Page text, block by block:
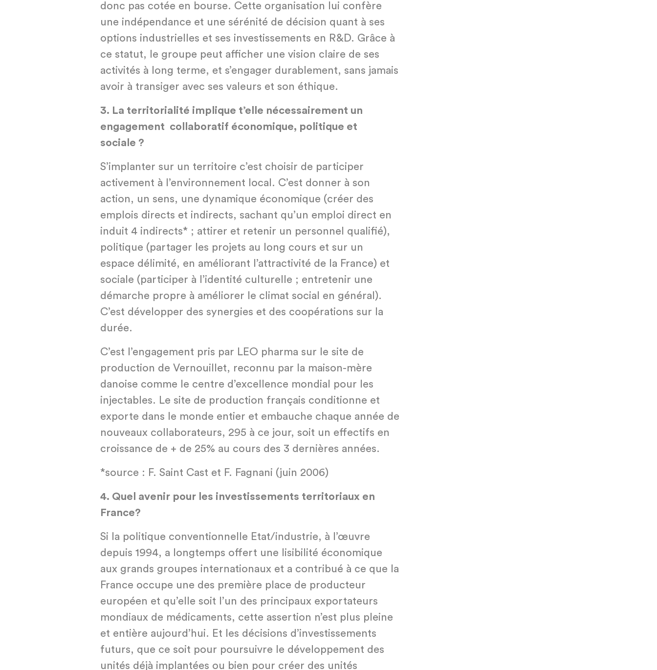
donc pas cotée en bourse. Cette organisation lui confère
une indépendance et une sérénité de décision quant à ses
options industrielles et ses investissements en R&D. Grâce à
ce statut, le groupe peut afficher une vision claire de ses
activités à long terme, et s’engager durablement, sans jamais
avoir à transiger avec ses valeurs et son éthique.
3. La territorialité implique t’elle nécessairement un
engagement collaboratif économique, politique et
sociale ?
S’implanter sur un territoire c’est choisir de participer
activement à l’environnement local. C’est donner à son
action, un sens, une dynamique économique (créer des
emplois directs et indirects, sachant qu’un emploi direct en
induit 4 indirects* ; attirer et retenir un personnel qualifié),
politique (partager les projets au long cours et sur un
espace délimité, en améliorant l’attractivité de la France) et
sociale (participer à l’identité culturelle ; entretenir une
démarche propre à améliorer le climat social en général).
C’est développer des synergies et des coopérations sur la
durée.
C’est l’engagement pris par LEO pharma sur le site de
production de Vernouillet, reconnu par la maison-mère
danoise comme le centre d’excellence mondial pour les
injectables. Le site de production français conditionne et
exporte dans le monde entier et embauche chaque année de
nouveaux collaborateurs, 295 à ce jour, soit un effectifs en
croissance de + de 25% au cours des 3 dernières années.
*source : F. Saint Cast et F. Fagnani (juin 2006)
4. Quel avenir pour les investissements territoriaux en
France?
Si la politique conventionnelle Etat/industrie, à l’œuvre
depuis 1994, a longtemps offert une lisibilité économique
aux grands groupes internationaux et a contribué à ce que la
France occupe une des première place de producteur
européen et qu’elle soit l’un des principaux exportateurs
mondiaux de médicaments, cette assertion n’est plus pleine
et entière aujourd’hui. Et les décisions d’investissements
futurs, que ce soit pour poursuivre le développement des
unités déjà implantées ou bien pour créer des unités